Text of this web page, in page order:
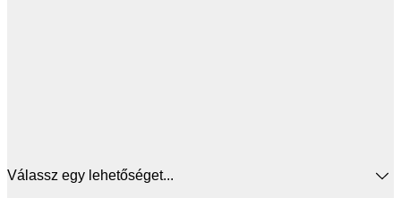
Válassz egy lehetőséget...